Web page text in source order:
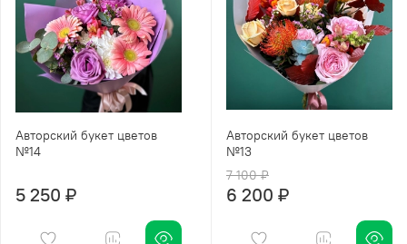
Авторский букет цветов
№14
5 250 ₽
Авторский букет цветов
№13
7 100 ₽
6 200 ₽